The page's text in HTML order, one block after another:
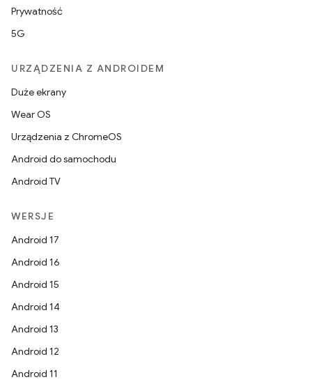
Prywatność
5G
URZĄDZENIA Z ANDROIDEM
Duże ekrany
Wear OS
Urządzenia z ChromeOS
Android do samochodu
Android TV
WERSJE
Android 17
Android 16
Android 15
Android 14
Android 13
Android 12
Android 11